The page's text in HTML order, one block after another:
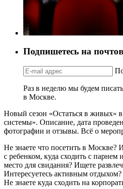
Подпишетесь на
Раз в неделю мы будем
в Москве.
Новый сезон «Остаться в живых»
системы». Описание, дата
фотографии и отзывы. Всё о
Не знаете что посетить в Москве?
с ребенком, куда сходить с
место для свидания? Ищете
Интересуетесь активным
Не знаете куда сходить на